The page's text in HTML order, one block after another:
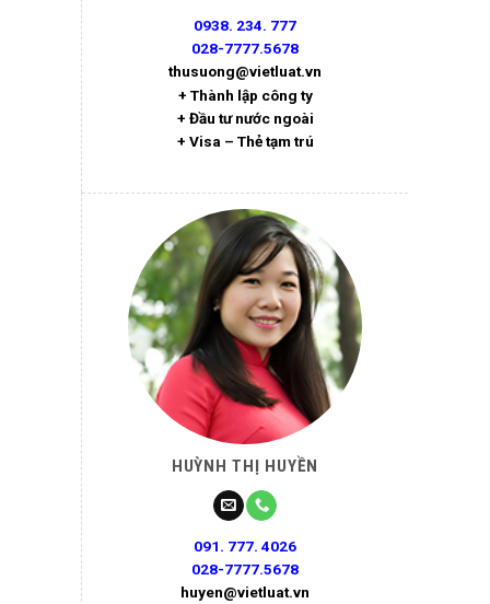
0938. 234. 777
028-7777.5678
thusuong@vietluat.vn
+ Thành lập công ty
+ Đầu tư nước ngoài
+ Visa – Thẻ tạm trú
HUỲNH THỊ HUYỀN
091. 777. 4026
028-7777.5678
huyen@vietluat.vn